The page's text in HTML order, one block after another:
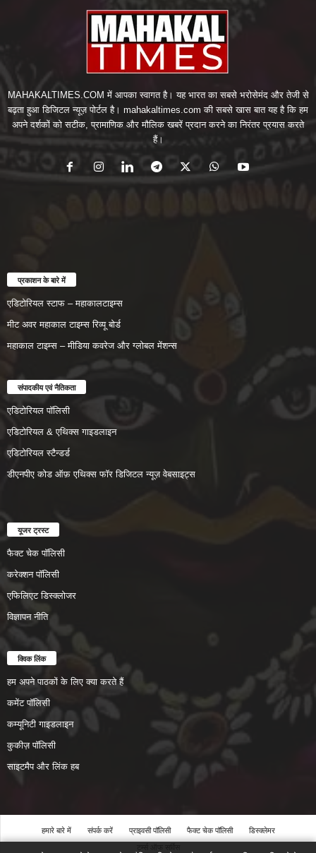
MAHAKALTIMES.COM में आपका स्वागत है। यह भारत का सबसे भरोसेमंद और तेजी से
बढ़ता हुआ डिजिटल न्यूज़ पोर्टल है। mahakaltimes.com की सबसे खास बात यह है कि हम
अपने दर्शकों को सटीक, प्रामाणिक और मौलिक खबरें प्रदान करने का निरंतर प्रयास करते
हैं।
प्रकाशन के बारे में
एडिटोरियल स्टाफ – महाकालटाइम्स
मीट अवर महाकाल टाइम्स रिव्यू बोर्ड
महाकाल टाइम्स – मीडिया कवरेज और ग्लोबल मेंशन्स
संपादकीय एवं नैतिकता
एडिटोरियल पॉलिसी
एडिटोरियल & एथिक्स गाइडलाइन
एडिटोरियल स्टैन्डर्ड
डीएनपीए कोड ऑफ़ एथिक्स फॉर डिजिटल न्यूज़ वेबसाइट्स
यूजर ट्रस्ट
फैक्ट चेक पॉलिसी
करेक्शन पॉलिसी
एफिलिएट डिस्क्लोजर
विज्ञापन नीति
क्विक लिंक
हम अपने पाठकों के लिए क्या करते हैं
कमेंट पॉलिसी
कम्यूनिटी गाइडलाइन
कुकीज़ पॉलिसी
साइटमैप और लिंक हब
हमारे बारे में संपर्क करें प्राइवसी पॉलिसी फैक्ट चेक पॉलिसी
डिस्क्लेमर